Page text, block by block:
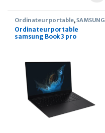
Ordinateur portable,SAMSUNG
Ordinateur portable
samsung Book 3 pro